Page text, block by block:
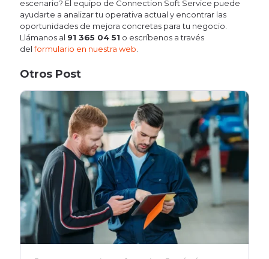
escenario? El equipo de Connection Soft Service puede
ayudarte a analizar tu operativa actual y encontrar las
oportunidades de mejora concretas para tu negocio.
Llámanos al 91 365 04 51 o escríbenos a través
delformulario en nuestra web.
Otros Post